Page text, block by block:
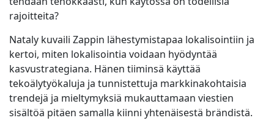
rajoitteita?
Nataly kuvaili Zappin lähestymistapaa lokalisointiin ja
kertoi, miten lokalisointia voidaan hyödyntää
kasvustrategiana. Hänen tiiminsä käyttää
tekoälytyökaluja ja tunnistettuja markkinakohtaisia
trendejä ja mieltymyksiä mukauttamaan viestien
sisältöä pitäen samalla kiinni yhtenäisestä brändistä.